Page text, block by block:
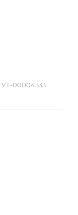
УТ-00004333